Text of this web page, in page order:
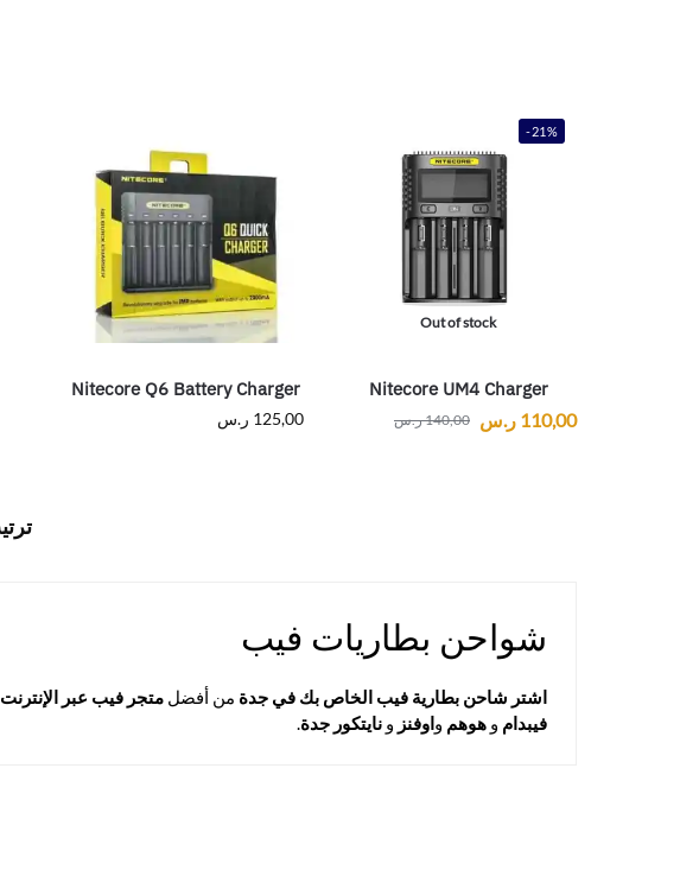
-21%
Out of stock
Nitecore UM4 Charger
140,00ر.س 110,00 ر.س
Nitecore Q6 Battery Charger
125,00 ر.س
شواحن بطاريات فيب
اشتر شاحن بطارية فيب الخاص بك في جدة من أفضل متجر فيب عبر الإنترنت
فيبدام و هوهم واوفنز و نايتكور جدة.